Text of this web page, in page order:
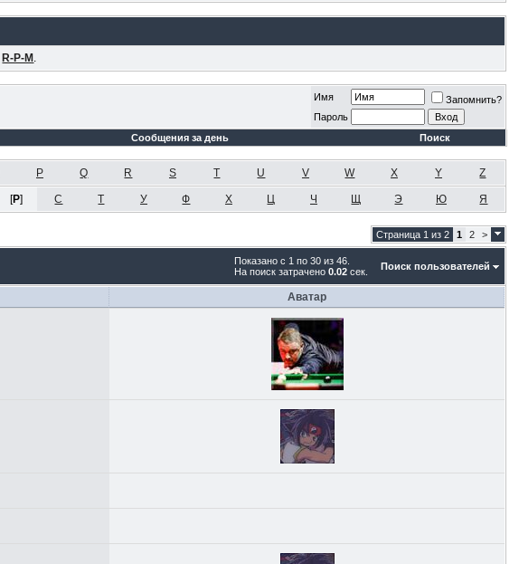
R-P-M .
Имя
Запомнить?
Пароль
Сообщения за день Поиск
P Q R S T U V W X Y Z
[Р] С Т У Ф Х Ц Ч Щ Э Ю Я
Страница 1 из 2 1 2 >
Показано с 1 по 30 из 46.
На поиск затрачено0.02 сек. Поиск пользователей
Аватар